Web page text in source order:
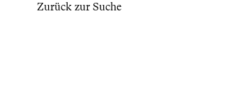
Zurück zur Suche